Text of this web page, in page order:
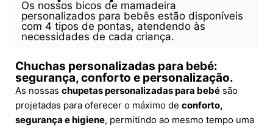
Os nossos bicos de mamadeira
personalizados para bebês estão disponíveis
com 4 tipos de pontas, atendendo às
necessidades de cada criança.
Chuchas personalizadas para bebé:
segurança, conforto e personalização.
As nossas chupetas personalizadas para bebé são
projetadas para oferecer o máximo de conforto,
segurança e higiene, permitindo ao mesmo tempo uma